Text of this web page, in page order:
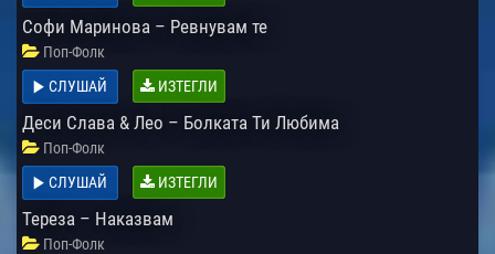
Софи Маринова – Ревнувам те
Поп-Фолк
СЛУШАЙ
ИЗТЕГЛИ
Деси Слава & Лео – Болката Ти Любима
Поп-Фолк
СЛУШАЙ
ИЗТЕГЛИ
Тереза – Наказвам
Поп-Фолк